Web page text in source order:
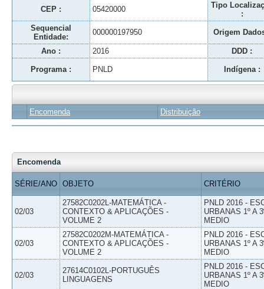
CEP : 05420000
Tipo
:
Sequencial
Entidade:
000000197950 Origem
Ano : 2016 DDD :
Programa : PNLD Indígena :
Encomenda Distribuição
Encomenda
SÉRIE/ANO OBJETO CRITÉRIO
02/03
27582C0202L-MATEMÁTICA -
CONTEXTO & APLICAÇÕES -
VOLUME 2
PNLD 2016 -
URBANAS 1º A
MEDIO
02/03
27582C0202M-MATEMÁTICA -
CONTEXTO & APLICAÇÕES -
VOLUME 2
PNLD 2016 -
URBANAS 1º A
MEDIO
02/03
27614C0102L-PORTUGUÊS
LINGUAGENS
PNLD 2016 -
URBANAS 1º A
MEDIO